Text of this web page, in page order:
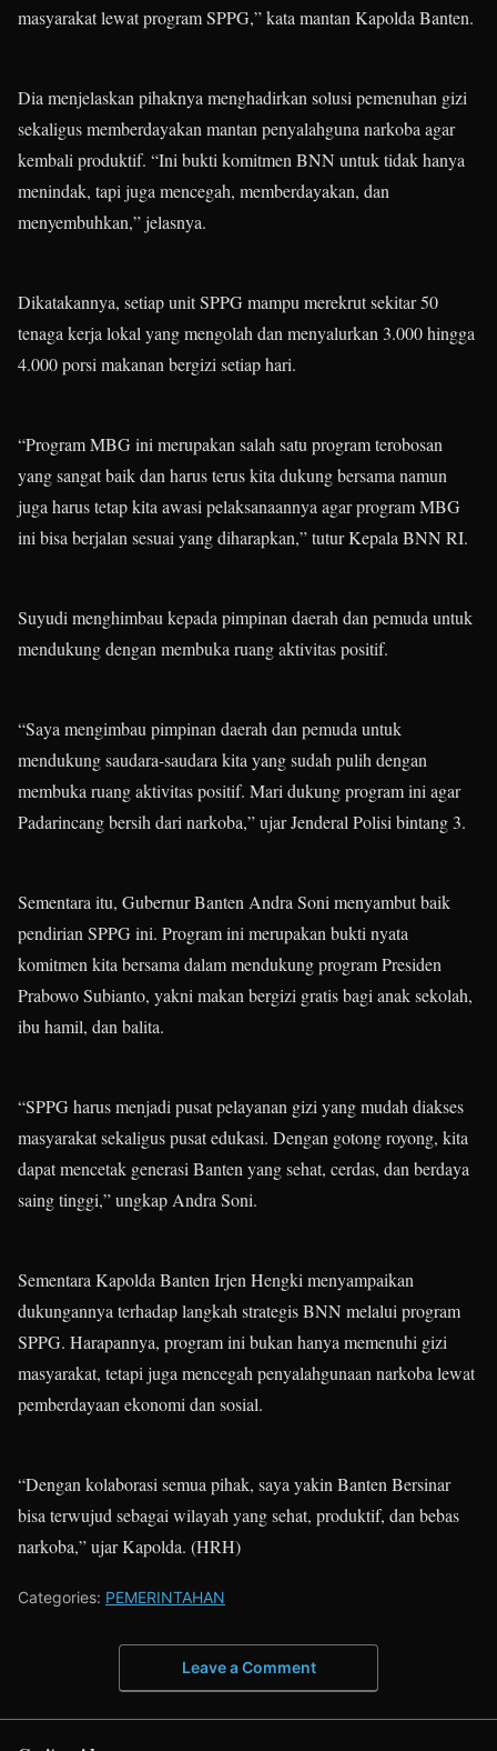
masyarakat lewat program SPPG,” kata mantan Kapolda Banten.
Dia menjelaskan pihaknya menghadirkan solusi pemenuhan gizi
sekaligus memberdayakan mantan penyalahguna narkoba agar
kembali produktif. “Ini bukti komitmen BNN untuk tidak hanya
menindak, tapi juga mencegah, memberdayakan, dan
menyembuhkan,” jelasnya.
Dikatakannya, setiap unit SPPG mampu merekrut sekitar 50
tenaga kerja lokal yang mengolah dan menyalurkan 3.000 hingga
4.000 porsi makanan bergizi setiap hari.
“Program MBG ini merupakan salah satu program terobosan
yang sangat baik dan harus terus kita dukung bersama namun
juga harus tetap kita awasi pelaksanaannya agar program MBG
ini bisa berjalan sesuai yang diharapkan,” tutur Kepala BNN RI.
Suyudi menghimbau kepada pimpinan daerah dan pemuda untuk
mendukung dengan membuka ruang aktivitas positif.
“Saya mengimbau pimpinan daerah dan pemuda untuk
mendukung saudara-saudara kita yang sudah pulih dengan
membuka ruang aktivitas positif. Mari dukung program ini agar
Padarincang bersih dari narkoba,” ujar Jenderal Polisi bintang 3.
Sementara itu, Gubernur Banten Andra Soni menyambut baik
pendirian SPPG ini. Program ini merupakan bukti nyata
komitmen kita bersama dalam mendukung program Presiden
Prabowo Subianto, yakni makan bergizi gratis bagi anak sekolah,
ibu hamil, dan balita.
“SPPG harus menjadi pusat pelayanan gizi yang mudah diakses
masyarakat sekaligus pusat edukasi. Dengan gotong royong, kita
dapat mencetak generasi Banten yang sehat, cerdas, dan berdaya
saing tinggi,” ungkap Andra Soni.
Sementara Kapolda Banten Irjen Hengki menyampaikan
dukungannya terhadap langkah strategis BNN melalui program
SPPG. Harapannya, program ini bukan hanya memenuhi gizi
masyarakat, tetapi juga mencegah penyalahgunaan narkoba lewat
pemberdayaan ekonomi dan sosial.
“Dengan kolaborasi semua pihak, saya yakin Banten Bersinar
bisa terwujud sebagai wilayah yang sehat, produktif, dan bebas
narkoba,” ujar Kapolda. (HRH)
Categories: PEMERINTAHAN
Leave a Comment